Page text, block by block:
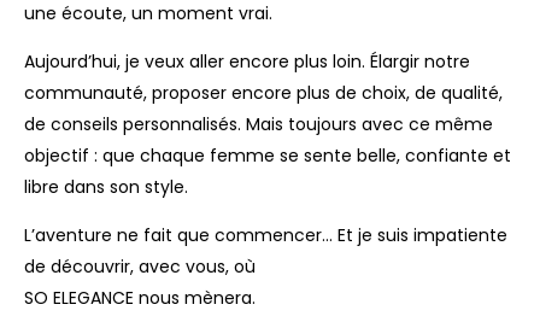
une écoute, un moment vrai.
Aujourd’hui, je veux aller encore plus loin. Élargir notre
communauté, proposer encore plus de choix, de qualité,
de conseils personnalisés. Mais toujours avec ce même
objectif : que chaque femme se sente belle, confiante et
libre dans son style.
L’aventure ne fait que commencer… Et je suis impatiente
de découvrir, avec vous, où
SO ELEGANCE nous mènera.